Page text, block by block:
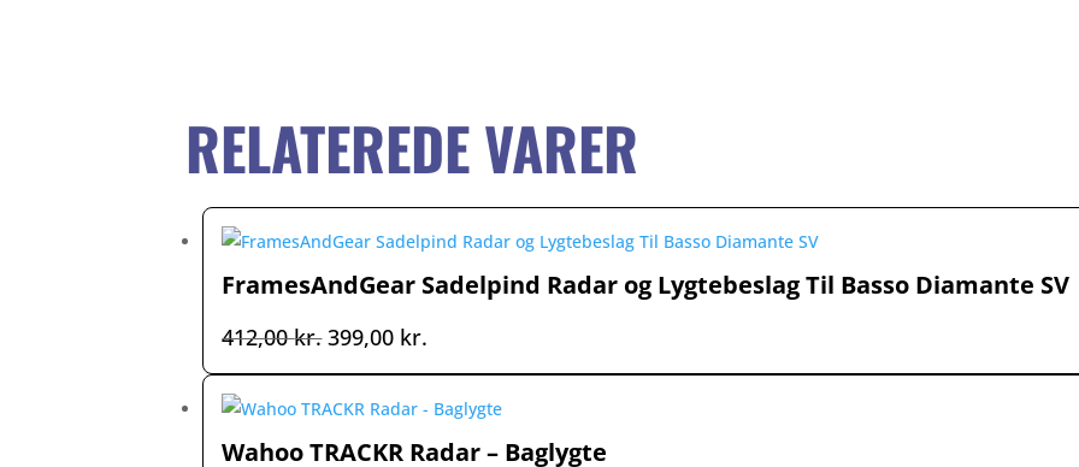
RELATEREDE VARER
FramesAndGear Sadelpind Radar og Lygtebeslag Til Basso Diamante SV
412,00kr. Den
oprindelige
pris
412,00 kr..
399,00 kr.
aktuelle
pris
399,00 kr..
Wahoo TRACKR Radar – Baglygte